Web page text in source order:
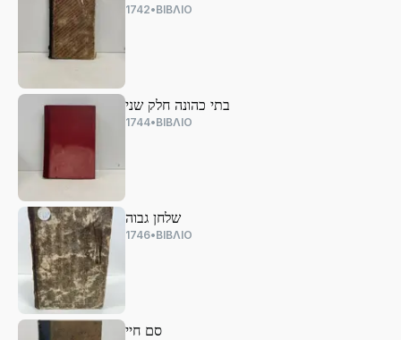
1742•ΒΙΒΛΙΟ
בתי כהונה חלק שני
1744•ΒΙΒΛΙΟ
שלחן גבוה
1746•ΒΙΒΛΙΟ
סם חיי